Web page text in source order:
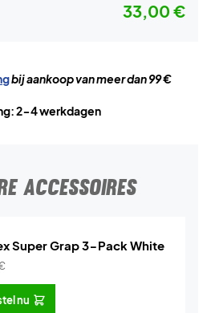
33,00 €
bij aankoop van meer dan 99 €
2-4 werkdagen
ACCESSOIRES
Super Grap 3-Pack White
nu